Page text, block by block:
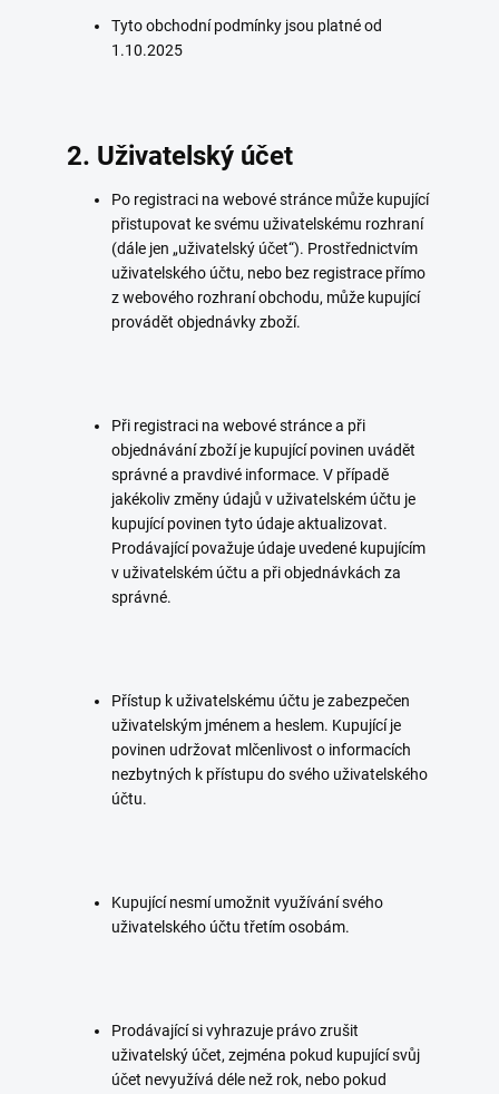
Tyto obchodní podmínky jsou platné od
1.10.2025
2. Uživatelský účet
Po registraci na webové stránce může kupující
přistupovat ke svému uživatelskému rozhraní
(dále jen „uživatelský účet“). Prostřednictvím
uživatelského účtu, nebo bez registrace přímo
z webového rozhraní obchodu, může kupující
provádět objednávky zboží.
Při registraci na webové stránce a při
objednávání zboží je kupující povinen uvádět
správné a pravdivé informace. V případě
jakékoliv změny údajů v uživatelském účtu je
kupující povinen tyto údaje aktualizovat.
Prodávající považuje údaje uvedené kupujícím
v uživatelském účtu a při objednávkách za
správné.
Přístup k uživatelskému účtu je zabezpečen
uživatelským jménem a heslem. Kupující je
povinen udržovat mlčenlivost o informacích
nezbytných k přístupu do svého uživatelského
účtu.
Kupující nesmí umožnit využívání svého
uživatelského účtu třetím osobám.
Prodávající si vyhrazuje právo zrušit
uživatelský účet, zejména pokud kupující svůj
účet nevyužívá déle než rok, nebo pokud